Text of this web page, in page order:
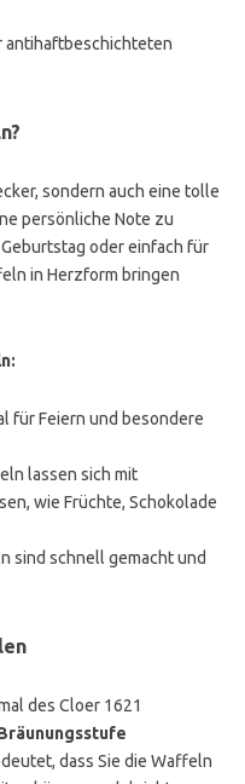
antihaftbeschichteten
sondern auch eine tolle
persönliche Note zu
oder einfach für
in Herzform bringen
für Feiern und besondere
lassen sich mit
wie Früchte, Schokolade
sind schnell gemacht und
des Cloer 1621
dass Sie die Waffeln